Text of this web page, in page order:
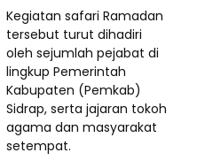
Kegiatan safari Ramadan
tersebut turut dihadiri
oleh sejumlah pejabat di
lingkup Pemerintah
Kabupaten (Pemkab)
Sidrap, serta jajaran tokoh
agama dan masyarakat
setempat.